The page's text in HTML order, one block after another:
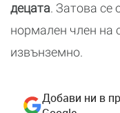
децата. Затова се
нормален член на
извънземно.
Добави ни в